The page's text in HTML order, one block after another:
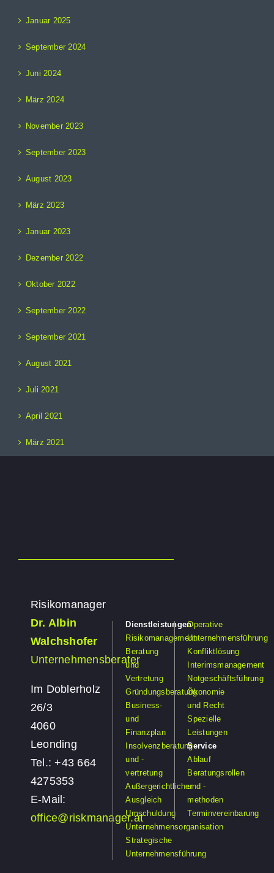
Januar 2025
September 2024
Juni 2024
März 2024
November 2023
September 2023
August 2023
März 2023
Januar 2023
Dezember 2022
Oktober 2022
September 2022
September 2021
August 2021
Juli 2021
April 2021
März 2021
Risikomanager
Dr. Albin
Walchshofer
Unternehmensberater
Im Doblerholz
26/3
4060
Leonding
Tel.: +43 664
4275353
E-Mail:
office@riskmanager.at
Dienstleistungen
Risikomanagement
Beratung
und
Vertretung
Gründungsberatung
Business-
und
Finanzplan
Insolvenzberatung
und -
vertretung
Außergerichtlicher
Ausgleich
Umschuldung
Unternehmensorganisation
Strategische
Unternehmensführung
Operative
Unternehmensführung
Konfliktlösung
Interimsmanagement
Notgeschäftsführung
Ökonomie
und Recht
Spezielle
Leistungen
Service
Ablauf
Beratungsrollen
und -
methoden
Terminvereinbarung